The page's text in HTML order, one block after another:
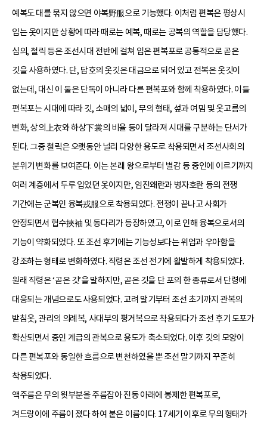
예복도 대를 묶지 않으면 야복野服으로 기능했다. 이처럼 편복은 평상시
입는 옷이지만 상황에 따라 때로는 예복, 때로는 공복의 역할을 담당했다.
심의, 철릭 등은 조선시대 전반에 걸쳐 입은 편복포로 공통적으로 곧은
깃을 사용하였다. 단, 답호의 옷깃은 대금으로 되어 있고 전복은 옷깃이
없는데, 대신 이 둘은 단독이 아니라 다른 편복포와 함께 착용하였다. 이들
편복포는 시대에 따라 깃, 소매의 넓이, 무의 형태, 섶과 여밈 및 옷고름의
변화, 상의上衣와 하상下裳의 비율 등이 달라져 시대를 구분하는 단서가
된다. 그중 철릭은 오랫동안 널리 다양한 용도로 착용되면서 조선사회의
분위기 변화를 보여준다. 이는 본래 왕으로부터 별감 등 중인에 이르기까지
여러 계층에서 두루 입었던 옷이지만, 임진왜란과 병자호란 등의 전쟁
기간에는 군복인 융복戎服으로 착용되었다. 전쟁이 끝나고 사회가
안정되면서 협수挾袖 및 동다리가 등장하였고, 이로 인해 융복으로서의
기능이 약화되었다. 또 조선 후기에는 기능성보다는 위엄과 우아함을
강조하는 형태로 변화하였다. 직령은 조선 전기에 활발하게 착용되었다.
원래 직령은 ‘곧은 깃’을 말하지만, 곧은 깃을 단 포의 한 종류로서 단령에
대응되는 개념으로도 사용되었다. 고려 말기부터 조선 초기까지 관복의
받침옷, 관리의 의례복, 사대부의 평거복으로 착용되다가 조선 후기 도포가
확산되면서 중인 계급의 관복으로 용도가 축소되었다. 이후 깃의 모양이
다른 편복포와 동일한 흐름으로 변천하였을 뿐 조선 말기까지 꾸준히
착용되었다.
액주름은 무의 윗부분을 주름잡아 진동 아래에 봉제한 편복포로,
겨드랑이에 주름이 졌다 하여 붙은 이름이다. 17세기 이후로 무의 형태가